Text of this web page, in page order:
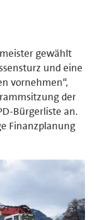
gewählt
und eine
vornehmen“,
der
Bürgerliste an.
Finanzplanung